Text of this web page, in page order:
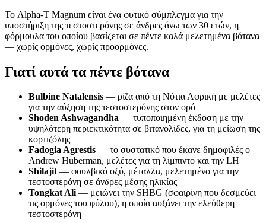
Το Alpha-T Magnum είναι ένα φυτικό σύμπλεγμα για την
υποστήριξη της τεστοστερόνης σε άνδρες άνω των 30 ετών, η
φόρμουλα του οποίου βασίζεται σε πέντε καλά μελετημένα βότανα
— χωρίς ορμόνες, χωρίς προορμόνες.
Γιατί αυτά τα πέντε βότανα
Bulbine Natalensis — ρίζα από τη Νότια Αφρική με μελέτες
για την αύξηση της τεστοστερόνης στον ορό
Shoden Ashwagandha — τυποποιημένη έκδοση με την
υψηλότερη περιεκτικότητα σε βιτανολίδες, για τη μείωση της
κορτιζόλης
Fadogia Agrestis — το συστατικό που έκανε δημοφιλές ο
Andrew Huberman, μελέτες για τη λίμπιντο και την LH
Shilajit— φουλβικό οξύ, μέταλλα, μελετημένο για την
τεστοστερόνη σε άνδρες μέσης ηλικίας
Tongkat Ali— μειώνει την SHBG (σφαιρίνη που δεσμεύει
τις ορμόνες του φύλου), η οποία αυξάνει την ελεύθερη
τεστοστερόνη